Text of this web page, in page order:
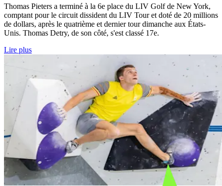
Thomas Pieters a terminé à la 6e place du LIV Golf de New York,
comptant pour le circuit dissident du LIV Tour et doté de 20 millions
de dollars, après le quatrième et dernier tour dimanche aux États-
Unis. Thomas Detry, de son côté, s'est classé 17e.
Lire plus